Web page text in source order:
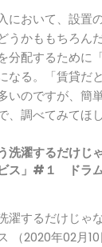
において、設置
うかももちろん
分配するために
なる。「賃貸だ
いのですが、簡
、調べてみてほ
洗濯するだけじ
ス」#１ ドラ
濯するだけじゃ
（2020年02月